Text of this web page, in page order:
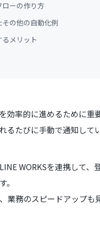
ローの作り方
の他の自動化例
メリット
効率的に進めるために重
るたびに手動で通知し
WORKSを連携して
業務のスピードアップも